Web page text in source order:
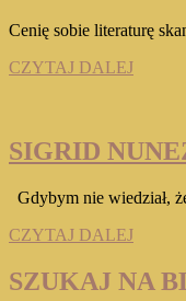
Cenię sobie literaturę
CZYTAJ DALEJANNE
SIGRID
Gdybym nie wiedział,
CZYTAJ DALEJSIGRID
SZUKAJ NA